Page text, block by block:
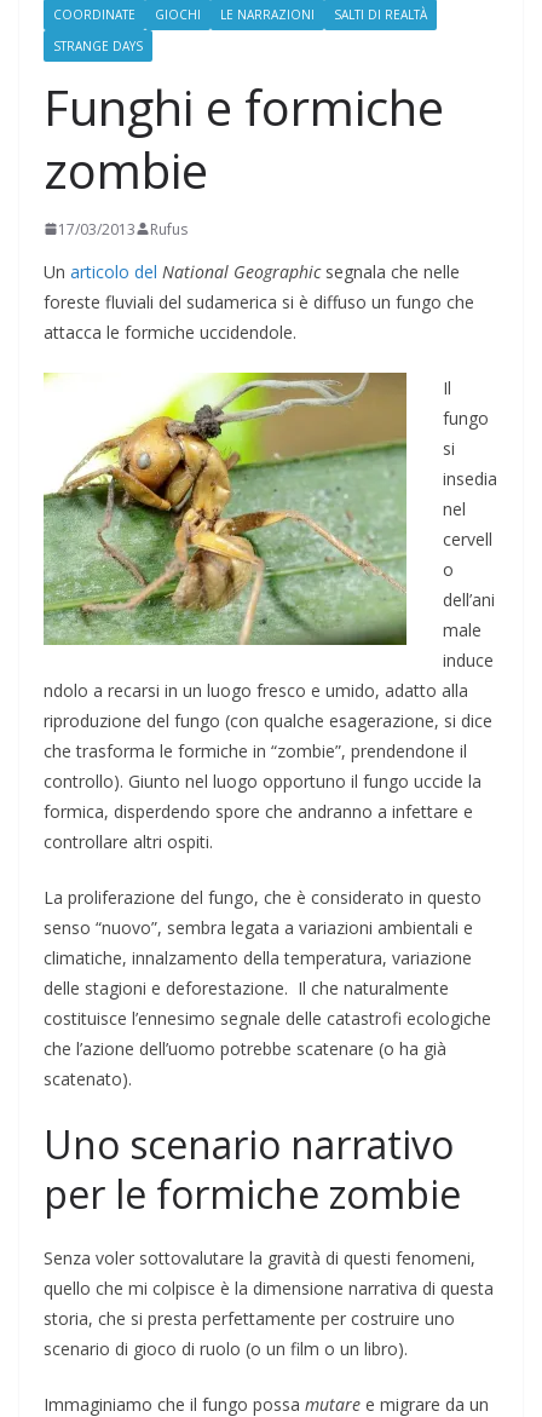
COORDINATE GIOCHI LE NARRAZIONI
SALTI DI REALTÀ
STRANGE DAYS
Funghi e formiche
zombie
17/03/2013 Rufus
Un articolo del National Geographicsegnala che nelle
foreste fluviali del sudamerica si è diffuso un fungo che
attacca le formiche uccidendole.
Il
fungo
si
insedia
nel
cervell
o
dell’ani
male
induce
ndolo a recarsi in un luogo fresco e umido, adatto alla
riproduzione del fungo (con qualche esagerazione, si dice
che trasforma le formiche in “zombie”, prendendone il
controllo). Giunto nel luogo opportuno il fungo uccide la
formica, disperdendo spore che andranno a infettare e
controllare altri ospiti.
La proliferazione del fungo, che è considerato in questo
senso “nuovo”, sembra legata a variazioni ambientali e
climatiche, innalzamento della temperatura, variazione
delle stagioni e deforestazione. Il che naturalmente
costituisce l’ennesimo segnale delle catastrofi ecologiche
che l’azione dell’uomo potrebbe scatenare (o ha già
scatenato).
Uno scenario narrativo
per le formiche zombie
Senza voler sottovalutare la gravità di questi fenomeni,
quello che mi colpisce è la dimensione narrativa di questa
storia, che si presta perfettamente per costruire uno
scenario di gioco di ruolo (o un film o un libro).
Immaginiamo che il fungo possa mutare e migrare da un